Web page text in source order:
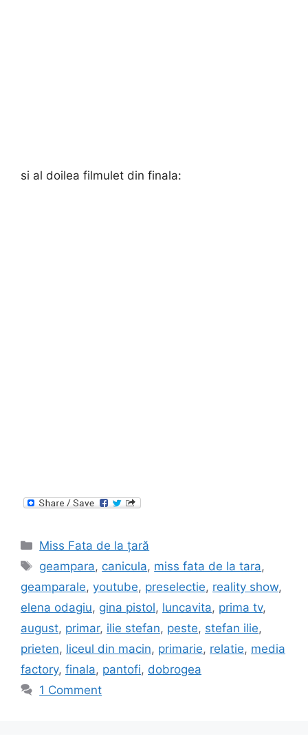
si al doilea filmulet din finala:
Categories
Miss Fata de la țară
Tags
geampara, canicula, miss fata de la tara,
geamparale, youtube, preselectie, reality show,
elena odagiu, gina pistol, luncavita, prima tv,
august, primar, ilie stefan, peste, stefan ilie,
prieten, liceul din macin, primarie, relatie, media
factory, finala, pantofi, dobrogea
1 Comment